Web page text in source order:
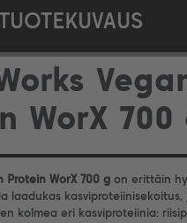
WorX 700
Protein WorX 700 g on erittäin
laadukas kasviproteiinisekoitus,
kolmea eri kasviproteiinia: